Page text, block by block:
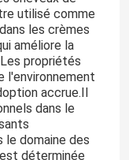
utilisé comme
les crèmes
améliore la
propriétés
l'environnement
accrue.Il
dans le
le domaine des
déterminée